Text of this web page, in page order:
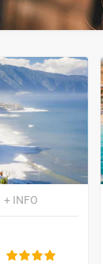
+ INFO